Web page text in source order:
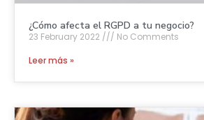
¿Cómo afecta el RGPD a tu negocio?
23 February 2022
No Comments
Leer más »